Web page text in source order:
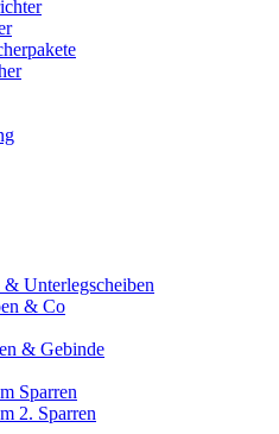
Unterlegscheiben
& Co
& Gebinde
Sparren
2. Sparren